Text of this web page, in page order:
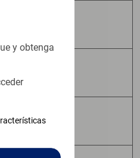
y obtenga
Bancaria
Depósitos